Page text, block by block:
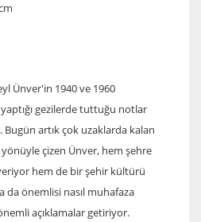
Ünver'in 1940 ve 1960
gezilerde tuttuğu notlar
artık çok uzaklarda kalan
çizen Ünver, hem şehre
hem de bir şehir kültürü
da önemlisi nasıl muhafaza
açıklamalar getiriyor.